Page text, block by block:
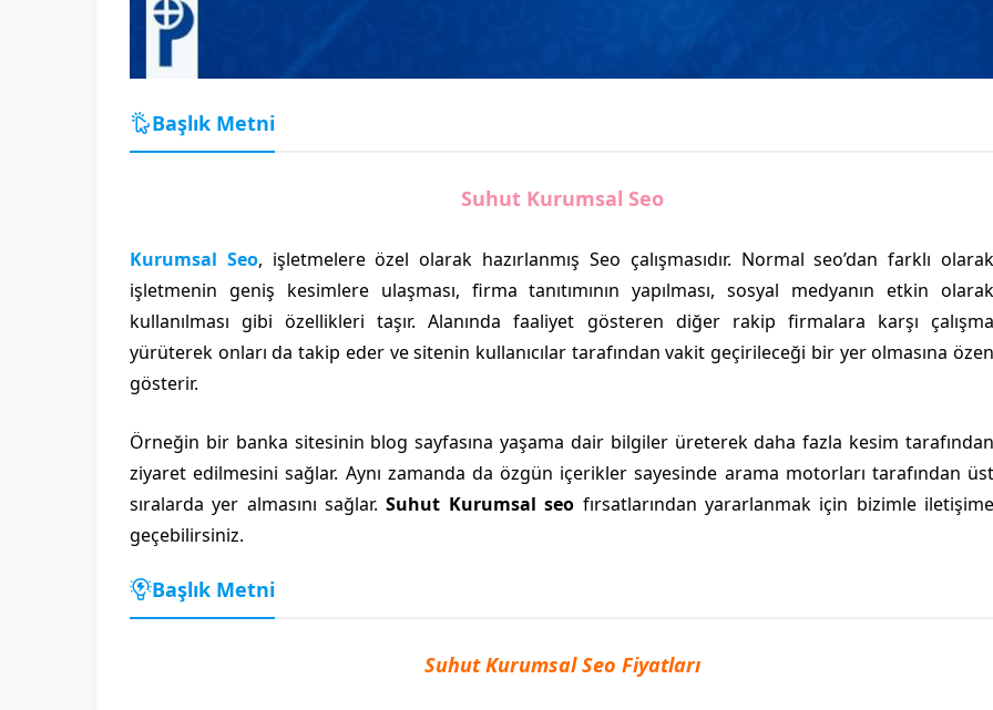
Başlık Metni
Suhut Kurumsal Seo
Kurumsal Seo, işletmelere özel olarak hazırlanmış Seo çalışmasıdır. Normal seo’dan farklı olarak
işletmenin geniş kesimlere ulaşması, firma tanıtımının yapılması, sosyal medyanın etkin olarak
kullanılması gibi özellikleri taşır. Alanında faaliyet gösteren diğer rakip firmalara karşı çalışma
yürüterek onları da takip eder ve sitenin kullanıcılar tarafından vakit geçirileceği bir yer olmasına özen
gösterir.
Örneğin bir banka sitesinin blog sayfasına yaşama dair bilgiler üreterek daha fazla kesim tarafından
ziyaret edilmesini sağlar. Aynı zamanda da özgün içerikler sayesinde arama motorları tarafından üst
sıralarda yer almasını sağlar.Suhut Kurumsal seo fırsatlarından yararlanmak için bizimle iletişime
geçebilirsiniz.
Başlık Metni
Suhut Kurumsal Seo Fiyatları